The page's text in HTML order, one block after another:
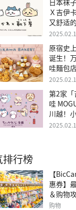
日本袜
Ｘ吉伊
又舒适
原宿史
诞生！
哇麵包
第2家
哇
川越！
爱地瓜
行榜
【
惠券】
＆购物
玩具等）
购物